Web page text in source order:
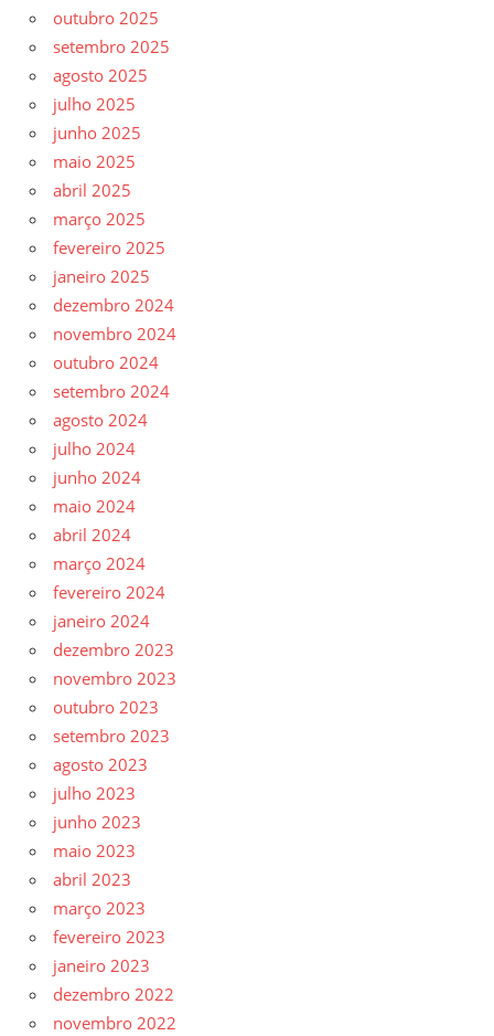
outubro 2025
setembro 2025
agosto 2025
julho 2025
junho 2025
maio 2025
abril 2025
março 2025
fevereiro 2025
janeiro 2025
dezembro 2024
novembro 2024
outubro 2024
setembro 2024
agosto 2024
julho 2024
junho 2024
maio 2024
abril 2024
março 2024
fevereiro 2024
janeiro 2024
dezembro 2023
novembro 2023
outubro 2023
setembro 2023
agosto 2023
julho 2023
junho 2023
maio 2023
abril 2023
março 2023
fevereiro 2023
janeiro 2023
dezembro 2022
novembro 2022